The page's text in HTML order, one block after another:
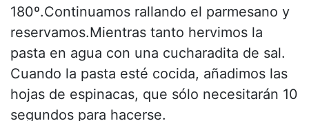
180º.Continuamos rallando el parmesano y
reservamos.Mientras tanto hervimos la
pasta en agua con una cucharadita de sal.
Cuando la pasta esté cocida, añadimos las
hojas de espinacas, que sólo necesitarán 10
segundos para hacerse.